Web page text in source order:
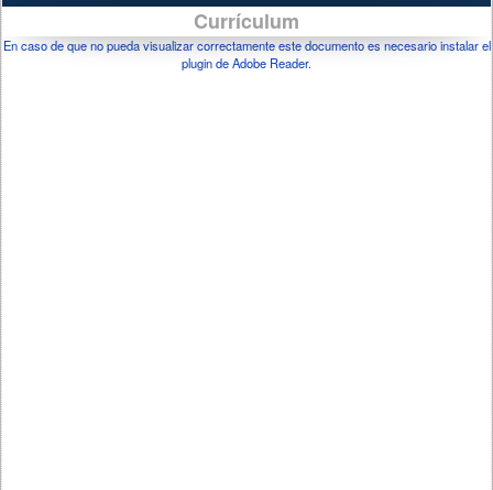
Currículum
En caso de que no pueda visualizar correctamente este documento es necesario instalar el
plugin de Adobe Reader.